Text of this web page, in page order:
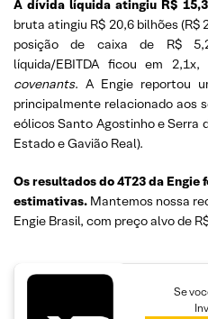
A dívida líquida atingiu R$
bruta atingiu R$ 20,6 bilhões
posição de caixa de R$
líquida/EBITDA ficou em
covenants. A Engie reportou
principalmente relacionado aos
eólicos Santo Agostinho e Serra
Estado e Gavião Real).
Os resultados do 4T23 da Engie
estimativas. Mantemos nossa
Engie Brasil, com preço alvo de
Se